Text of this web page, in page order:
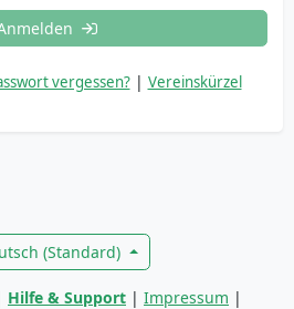
vergessen? | Vereinskürzel
(Standard)
Hilfe & Support | Impressum |